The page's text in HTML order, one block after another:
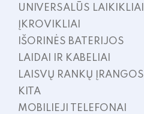
UNIVERSALŪS LAIKIKLIAI
ĮKROVIKLIAI
IŠORINĖS BATERIJOS
LAIDAI IR KABELIAI
LAISVŲ RANKŲ ĮRANGOS
KITA
MOBILIEJI TELEFONAI